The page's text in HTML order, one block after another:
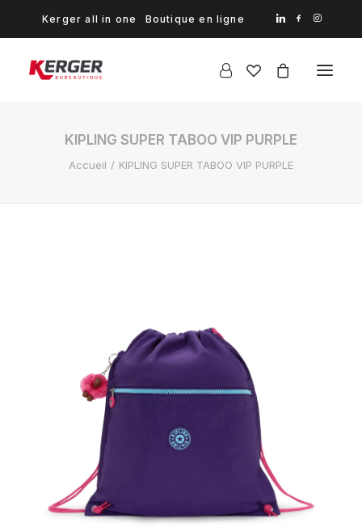
Kerger all in one Boutique en ligne
KIPLING SUPER TABOO VIP PURPLE
Accueil KIPLING SUPER TABOO VIP PURPLE